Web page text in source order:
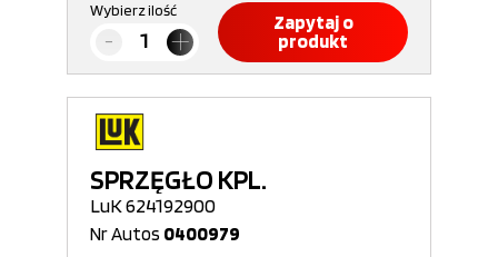
Wybierz ilość
Zapytaj o
produkt
SPRZĘGŁO KPL.
LuK 624192900
Nr Autos 0400979